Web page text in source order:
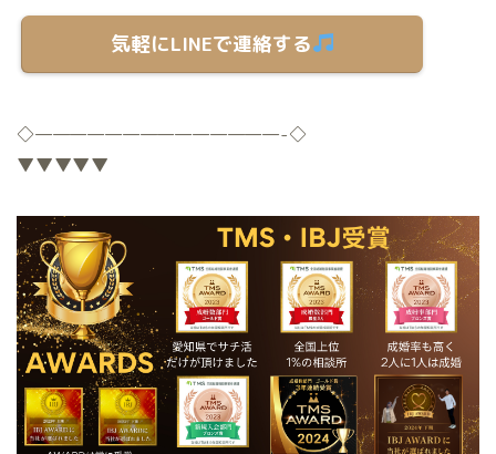
気軽にLINEで連絡する
◇——————————————-◇
▼▼▼▼▼